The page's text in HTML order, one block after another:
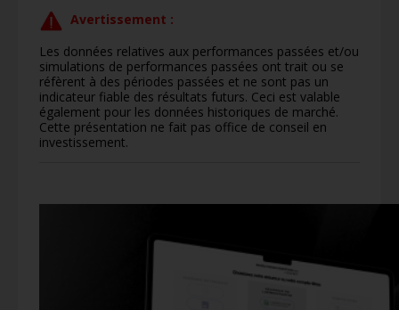
Avertissement :
Les données relatives aux performances passées et/ou
simulations de performances passées ont trait ou se
réfèrent à des périodes passées et ne sont pas un
indicateur fiable des résultats futurs. Ceci est valable
également pour les données historiques de marché.
Cette présentation ne fait pas office de conseil en
investissement.